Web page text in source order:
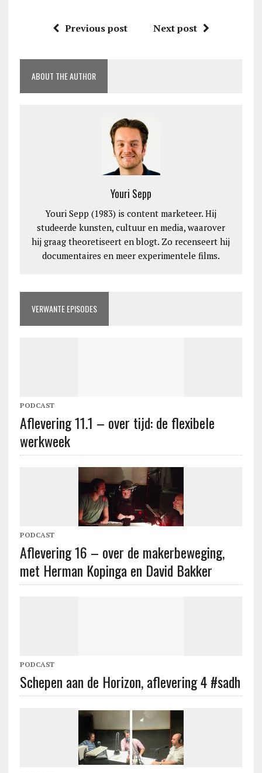
Previous post Next post
ABOUT THE AUTHOR
Youri Sepp
Youri Sepp (1983) is content marketeer. Hij
studeerde kunsten, cultuur en media, waarover
hij graag theoretiseert en blogt. Zo recenseert hij
documentaires en meer experimentele films.
VERWANTE EPISODES
PODCAST
Aflevering 11.1 – over tijd: de flexibele
werkweek
PODCAST
Aflevering 16 – over de makerbeweging,
met Herman Kopinga en David Bakker
PODCAST
Schepen aan de Horizon, aflevering 4 #sadh